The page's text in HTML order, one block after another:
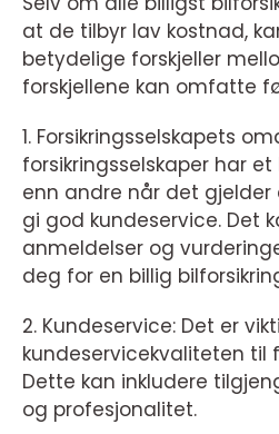
at de tilbyr lav kostnad,
betydelige forskjeller
forskjellene kan omfatte
1. Forsikringsselskapets
forsikringsselskaper har
enn andre når det
gi god kundeservice. Det
anmeldelser og
deg for en billig
2. Kundeservice: Det er
kundeservicekvaliteten til
Dette kan inkludere
og profesjonalitet.